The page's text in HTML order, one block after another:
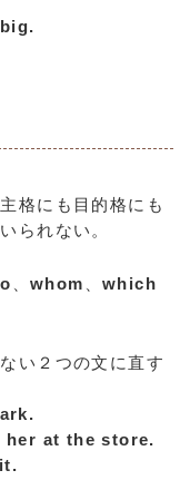
格にも目的格にも
られない。
、whom 、which
い２つの文に直す
her at the store.